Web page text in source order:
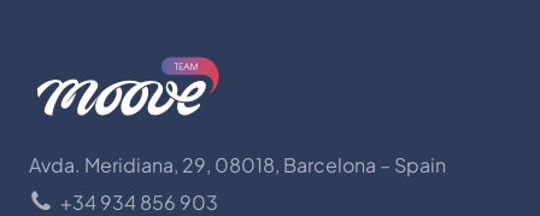
Avda. Meridiana, 29, 08018, Barcelona – Spain
+34 934 856 903